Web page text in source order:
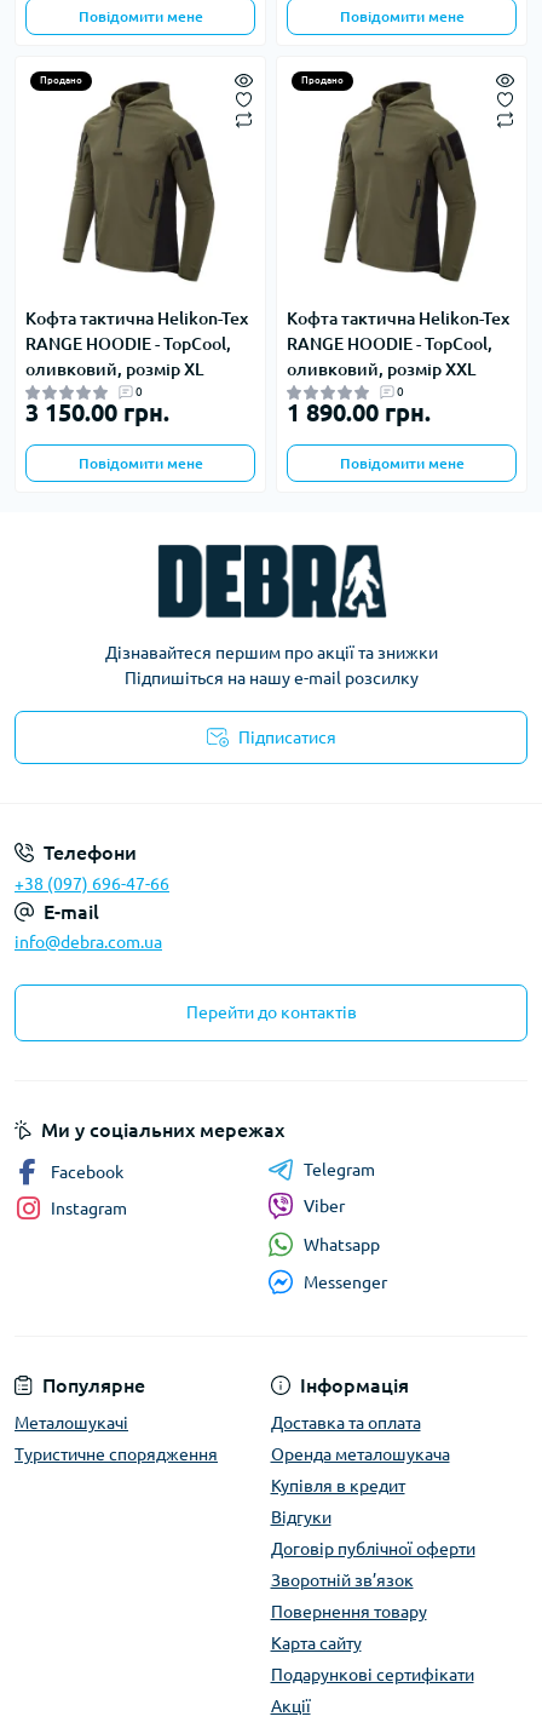
Повідомити мене Повідомити мене
Продано
Кофта тактична Helikon-Tex
RANGE HOODIE - TopCool,
оливковий, розмір XL
0
3 150.00 грн.
Повідомити мене
Продано
Кофта тактична Helikon-Tex
RANGE HOODIE - TopCool,
оливковий, розмір XXL
0
1 890.00 грн.
Повідомити мене
Дізнавайтеся першим про акції та знижки
Підпишіться на нашу e-mail розсилку
Підписатися
Телефони
+38 (097) 696-47-66
E-mail
info@debra.com.ua
Перейти до контактів
Популярне
Металошукачі
Туристичне спорядження
Інформація
Доставка та оплата
Оренда металошукача
Купівля в кредит
Відгуки
Договір публічної оферти
Зворотній зв’язок
Повернення товару
Карта сайту
Подарункові сертифікати
Акції
Ми у соціальних мережах
Facebook
Instagram
Telegram
Viber
Whatsapp
Messenger